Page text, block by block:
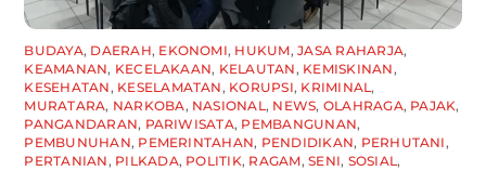
BUDAYA, DAERAH, EKONOMI, HUKUM,JASA RAHARJA,
KEAMANAN, KECELAKAAN, KELAUTAN, KEMISKINAN,
KESEHATAN, KESELAMATAN, KORUPSI, KRIMINAL,
MURATARA, NARKOBA, NASIONAL, NEWS, OLAHRAGA, PAJAK,
PANGANDARAN, PARIWISATA, PEMBANGUNAN,
PEMBUNUHAN, PEMERINTAHAN, PENDIDIKAN, PERHUTANI,
PERTANIAN, PILKADA, POLITIK, RAGAM,SENI, SOSIAL,